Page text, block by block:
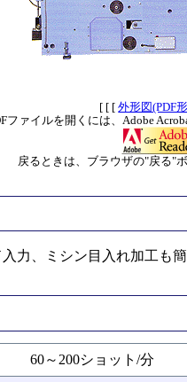
[ [ [外形図(PDF
ファイルを開くには、Adobe
戻るときは、ブラウザの"戻る"
力、ミシン目入れ加工も簡
60～200ショット/分